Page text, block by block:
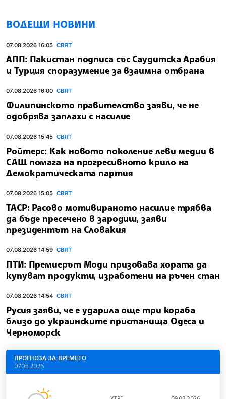
ВОДЕЩИ НОВИНИ
07.08.2026 16:05 СВЯТ
АПП: Пакистан подписа със Саудитска Арабия
и Турция споразумение за взаимна отбрана
07.08.2026 16:00 СВЯТ
Филипинското правителство заяви, че не
одобрява заплахи с насилие
07.08.2026 15:45 СВЯТ
Ройтерс: Как новото поколение леви медии в
САЩ помага на прогресивното крило на
Демократическата партия
07.08.2026 15:05 СВЯТ
ТАСР: Расово мотивираното насилие трябва
да бъде пресечено в зародиш, заяви
президентът на Словакия
07.08.2026 14:59 СВЯТ
ПТИ: Премиерът Моди призовава хората да
купуват продукти, изработени на ръчен стан
07.08.2026 14:54 СВЯТ
Русия заяви, че е ударила още три кораба
близо до украинските пристанища Одеса и
Черноморск
ПРОГНОЗА ЗА ВРЕМЕТО
07.08.2026